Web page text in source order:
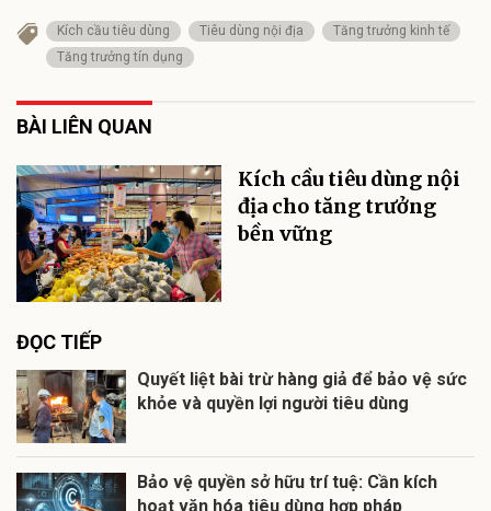
Kích cầu tiêu dùng Tiêu dùng nội địa
Tăng trưởng kinh tế
Tăng trưởng tín dụng
BÀI LIÊN QUAN
Kích cầu tiêu dùng nội
địa cho tăng trưởng
bền vững
ĐỌC TIẾP
Quyết liệt bài trừ hàng giả để bảo vệ sức
khỏe và quyền lợi người tiêu dùng
Bảo vệ quyền sở hữu trí tuệ: Cần kích
hoạt văn hóa tiêu dùng hợp pháp